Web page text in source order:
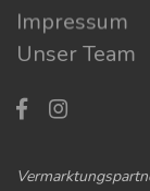
Impressum
Unser Team